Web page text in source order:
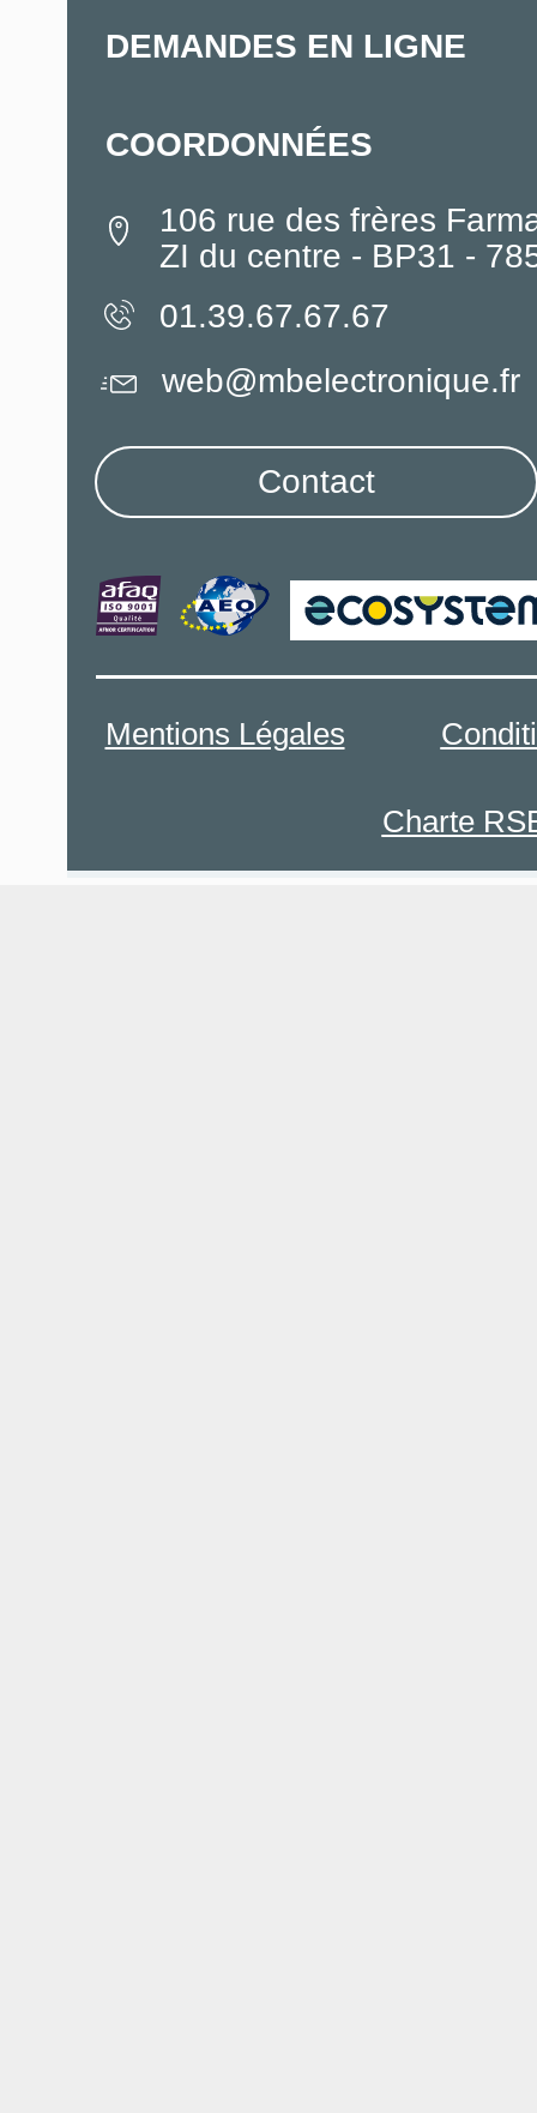
DEMANDES EN LIGNE
COORDONNÉES
106 rue des frères
ZI du centre - BP31 -
01.39.67.67.67
Mentions Légales
Charte
web@mbelectronique.fr
Contact